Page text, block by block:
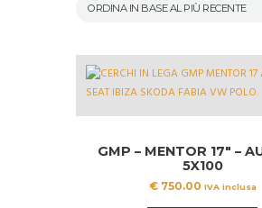
GMP – MENTOR 17″ –
5X100
€750.00 IVA inclusa